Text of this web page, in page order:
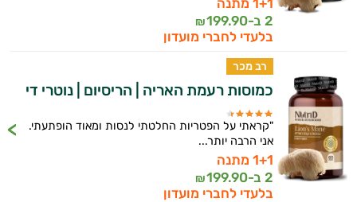
1+1 מתנה
2 ב-
199.90
₪
בלעדי לחברי מועדון
רב מכר
כמוסות רעמת האריה | הריסיום | נוטרי די
"קראתי על הפטריות החלטתי לנסות ומאוד הופתעתי.
אני הרבה יותר...
1+1 מתנה
2 ב-
199.90
₪
בלעדי לחברי מועדון